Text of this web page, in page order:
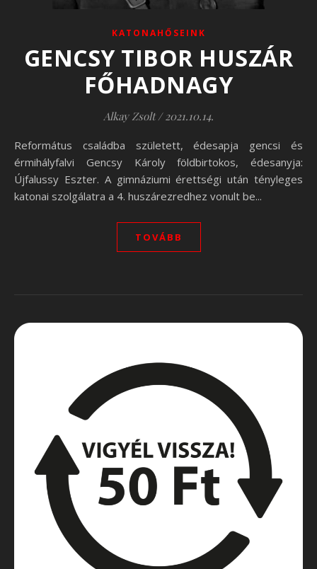
KATONAHŐSEINK
GENCSY TIBOR HUSZÁR
FŐHADNAGY
Alkay Zsolt / 2021.10.14.
Református családba született, édesapja gencsi és
érmihályfalvi Gencsy Károly földbirtokos, édesanyja:
Újfalussy Eszter. A gimnáziumi érettségi után tényleges
katonai szolgálatra a 4. huszárezredhez vonult be...
TOVÁBB